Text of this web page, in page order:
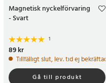
Magnetisk nyckelförvaring
- Svart
1
Pris:
89 kr
Tillfälligt slut, lev. tid ej bekräftad.
Gå till produkt